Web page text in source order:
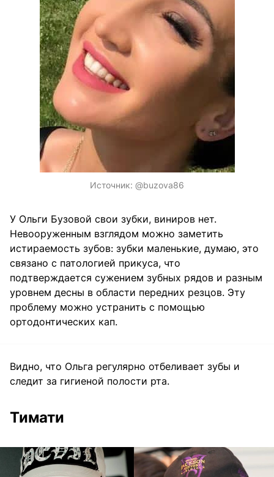
Источник: @buzova86
У Ольги Бузовой свои зубки, виниров нет.
Невооруженным взглядом можно заметить
истираемость зубов: зубки маленькие, думаю, это
связано с патологией прикуса, что
подтверждается сужением зубных рядов и разным
уровнем десны в области передних резцов. Эту
проблему можно устранить с помощью
ортодонтических кап.
Видно, что Ольга регулярно отбеливает зубы и
следит за гигиеной полости рта.
Тимати